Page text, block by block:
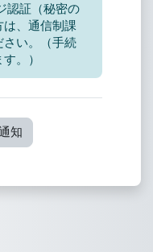
認証（秘密の
は、通信制課
さい。（手続
。）
知